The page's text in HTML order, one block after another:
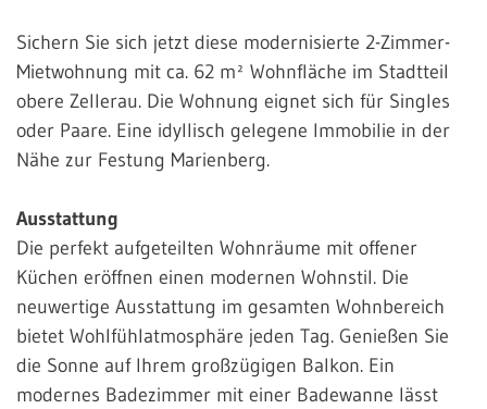
Sichern Sie sich jetzt diese modernisierte 2-Zimmer-
Mietwohnung mit ca. 62 m² Wohnfläche im Stadtteil
obere Zellerau. Die Wohnung eignet sich für Singles
oder Paare. Eine idyllisch gelegene Immobilie in der
Nähe zur Festung Marienberg.
Ausstattung
Die perfekt aufgeteilten Wohnräume mit offener
Küchen eröffnen einen modernen Wohnstil. Die
neuwertige Ausstattung im gesamten Wohnbereich
bietet Wohlfühlatmosphäre jeden Tag. Genießen Sie
die Sonne auf Ihrem großzügigen Balkon. Ein
modernes Badezimmer mit einer Badewanne lässt